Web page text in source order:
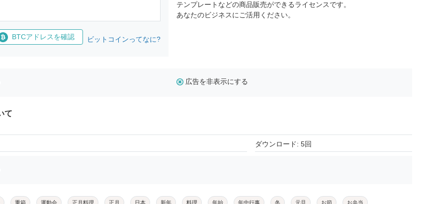
BTCアドレスを確認 ビットコインってなに?
テンプレートなどの商品販売ができるライセンスです。
あなたのビジネスにご活用ください。
広告を非表示にする
て
ダウンロード: 5回
重箱 運動会 正月料理 正月 日本 新年 料理 年始 年中行事 冬 元旦 お節 お弁当